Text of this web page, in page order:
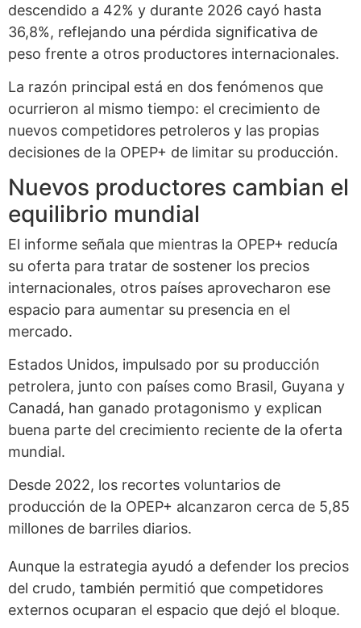
descendido a 42% y durante 2026 cayó hasta
36,8%, reflejando una pérdida significativa de
peso frente a otros productores internacionales.
La razón principal está en dos fenómenos que
ocurrieron al mismo tiempo: el crecimiento de
nuevos competidores petroleros y las propias
decisiones de la OPEP+ de limitar su producción.
Nuevos productores cambian el
equilibrio mundial
El informe señala que mientras la OPEP+ reducía
su oferta para tratar de sostener los precios
internacionales, otros países aprovecharon ese
espacio para aumentar su presencia en el
mercado.
Estados Unidos, impulsado por su producción
petrolera, junto con países como Brasil, Guyana y
Canadá, han ganado protagonismo y explican
buena parte del crecimiento reciente de la oferta
mundial.
Desde 2022, los recortes voluntarios de
producción de la OPEP+ alcanzaron cerca de 5,85
millones de barriles diarios.
Aunque la estrategia ayudó a defender los precios
del crudo, también permitió que competidores
externos ocuparan el espacio que dejó el bloque.